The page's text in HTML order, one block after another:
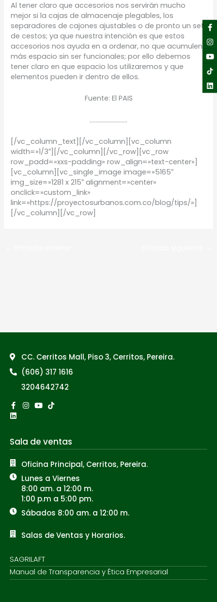
Al tener claro que accesorios nos servirán mucho
mejor si la cajas de almacenaje plegables, los
separadores de cajones ajustables o de pronto un set
de cestos; ya que nuestra intención es que estos
accesorios nos ayuda en a ordenar, no que acumulen
más espacio sin ser funcionales; por ello debemos
tener claro en que espacio los utilizaremos y que
elementos pueden ir dentro de ellos.
Fuente: El PAIS
……………………..
[/vc_column_text][/vc_column][vc_column
width=»1/3″][/vc_column][/vc_row][vc_row
row_padd=»xxs-padding» row_align=»text-center»]
[vc_column][vc_single_image image=»5165″
img_size=»1281 x 215″ alignment=»center»
onclick=»custom_link»
link=»https://proyectosurbanos.com.co/blog/tips/»]
[/vc_column][/vc_row]
CC. Cerritos Mall, Piso 3, Cerritos, Pereira.
(606) 317 1616
3204642742
Facebook-
f
Instagram
Youtube
Tiktok
Linkedin
Sala de ventas
Oficina Principal, Cerritos, Pereira.
Lunes a Viernes
8:00 am. a 12:00 m.
1:00 p.m a 5:00 pm.
Sábados 8:00 am. a 12:00 m.
Salas de Ventas y Horarios.
SAGRILAFT
Manual de Transparencia y Ética Empresarial
f